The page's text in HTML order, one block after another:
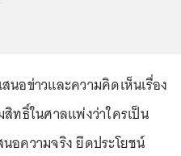
นอข่าวและความคิดเห็นเรื่อง
ทธิ์ในศาลแพ่งว่าใครเป็น
อความจริง ยึดประโยชน์